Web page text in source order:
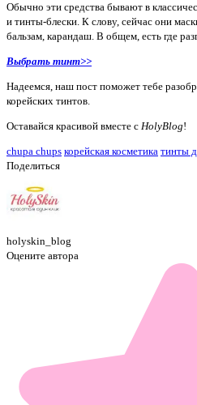
Обычно эти средства бывают в
и тинты-блески. К слову, сейчас они
бальзам, карандаш. В общем, есть где
Выбрать тинт>>
Надеемся, наш пост поможет тебе
корейских тинтов.
Оставайся красивой вместе с HolyBlog!
chupa chups корейская косметика тинты
Поделиться
holyskin_blog
Оцените автора